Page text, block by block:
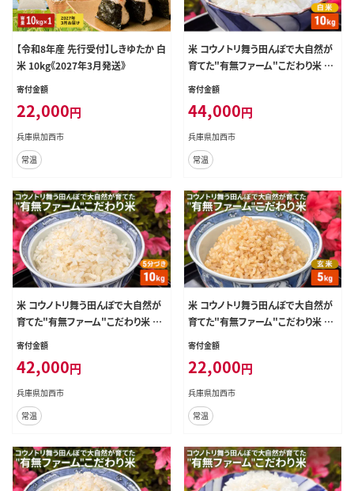
【令和8年産 先行受付】しきゆたか 白
米 10kg《2027年3月発送》
寄付金額
22,000円
兵庫県加西市
常温
米 コウノトリ舞う田んぼで大自然が
育てた"有無ファーム"こだわり米 白
米 10kg 精米 お米 栽培期間中農
薬・化学肥料不使用
寄付金額
44,000円
兵庫県加西市
常温
米 コウノトリ舞う田んぼで大自然が
育てた"有無ファーム"こだわり米 5
分づき 10kg お米 栽培期間中農薬・
化学肥料不使用
寄付金額
42,000円
兵庫県加西市
常温
米 コウノトリ舞う田んぼで大自然が
育てた"有無ファーム"こだわり米 玄
米 5kg お米 栽培期間中農薬・化学
肥料不使用
寄付金額
22,000円
兵庫県加西市
常温